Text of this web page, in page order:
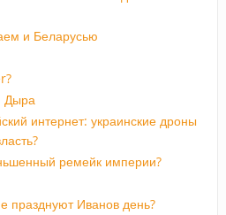
и Беларусью
Дыра
интернет: украинские дроны
ремейк империи?
празднуют Иванов день?